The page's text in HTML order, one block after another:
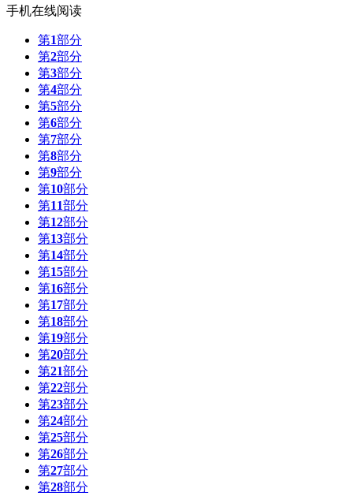
手机在线阅读
第1部分
第2部分
第3部分
第4部分
第5部分
第6部分
第7部分
第8部分
第9部分
第10部分
第11部分
第12部分
第13部分
第14部分
第15部分
第16部分
第17部分
第18部分
第19部分
第20部分
第21部分
第22部分
第23部分
第24部分
第25部分
第26部分
第27部分
第28部分